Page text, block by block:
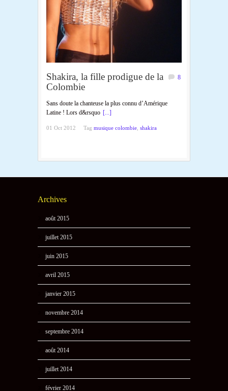
Shakira, la fille prodigue de la
Colombie
8
Sans doute la chanteuse la plus connu d’Amérique
Latine ! Lors d&rsquo [...]
01 Oct 2012 Tag musique colombie shakira
Archives
août 2015
juillet 2015
juin 2015
avril 2015
janvier 2015
novembre 2014
septembre 2014
août 2014
juillet 2014
février 2014